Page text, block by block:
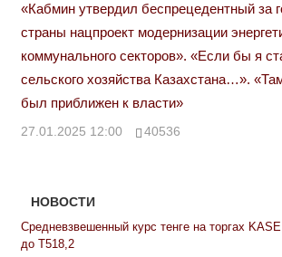
«Кабмин утвердил беспрецедентный за
страны нацпроект модернизации
коммунального секторов». «Если бы я
сельского хозяйства Казахстана…».
был приближен к власти»
27.01.2025 12:00 40536
НОВОСТИ
Средневзвешенный курс тенге на торгах
до Т518,2